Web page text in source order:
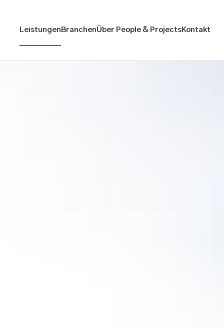
Leistungen BranchenÜber People & Projects Kontakt